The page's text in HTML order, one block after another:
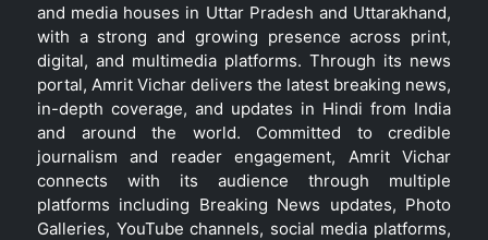
and media houses in Uttar Pradesh and Uttarakhand,
with a strong and growing presence across print,
digital, and multimedia platforms. Through its news
portal, Amrit Vichar delivers the latest breaking news,
in-depth coverage, and updates in Hindi from India
and around the world. Committed to credible
journalism and reader engagement, Amrit Vichar
connects with its audience through multiple
platforms including Breaking News updates, Photo
Galleries, YouTube channels, social media platforms,